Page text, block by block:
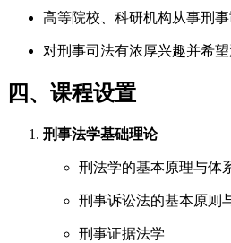
高等院校、科研机构从事刑
对刑事司法有浓厚兴趣并希望
四、课程设置
刑事法学基础理论
刑法学的基本原理与体
刑事诉讼法的基本原则
刑事证据法学